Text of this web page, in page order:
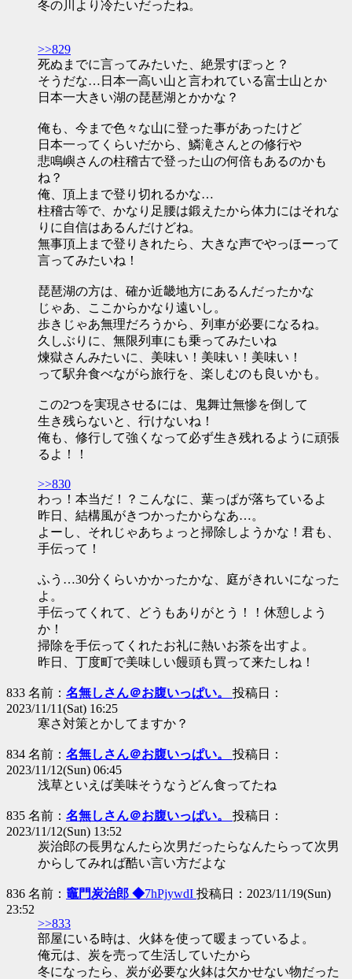
冬の川より冷たいだったね。
>>829
死ぬまでに言ってみたいた、絶景すぽっと？
そうだな…日本一高い山と言われている富士山とか
日本一大きい湖の琵琶湖とかかな？
俺も、今まで色々な山に登った事があったけど
日本一ってくらいだから、鱗滝さんとの修行や
悲鳴嶼さんの柱稽古で登った山の何倍もあるのかも
ね？
俺、頂上まで登り切れるかな…
柱稽古等で、かなり足腰は鍛えたから体力にはそれな
りに自信はあるんだけどね。
無事頂上まで登りきれたら、大きな声でやっほーって
言ってみたいね！
琵琶湖の方は、確か近畿地方にあるんだったかな
じゃあ、ここからかなり遠いし。
歩きじゃあ無理だろうから、列車が必要になるね。
久しぶりに、無限列車にも乗ってみたいね
煉獄さんみたいに、美味い！美味い！美味い！
って駅弁食べながら旅行を、楽しむのも良いかも。
この2つを実現させるには、鬼舞辻無惨を倒して
生き残らないと、行けないね！
俺も、修行して強くなって必ず生き残れるように頑張
るよ！！
>>830
わっ！本当だ！？こんなに、葉っぱが落ちているよ
昨日、結構風がきつかったからなあ…。
よーし、それじゃあちょっと掃除しようかな！君も、
手伝って！
ふう…30分くらいかかったかな、庭がきれいになった
よ。
手伝ってくれて、どうもありがとう！！休憩しよう
か！
掃除を手伝ってくれたお礼に熱いお茶を出すよ。
昨日、丁度町で美味しい饅頭も買って来たしね！
833 名前： 名無しさん＠お腹いっぱい。 投稿日：
2023/11/11(Sat) 16:25
寒さ対策とかしてますか？
834 名前： 名無しさん＠お腹いっぱい。 投稿日：
2023/11/12(Sun) 06:45
浅草といえば美味そうなうどん食ってたね
835 名前： 名無しさん＠お腹いっぱい。 投稿日：
2023/11/12(Sun) 13:52
炭治郎の長男なんたら次男だったらなんたらって次男
からしてみれば酷い言い方だよな
836 名前： 竈門炭治郎 ◆7hPjywdI 投稿日：2023/11/19(Sun)
23:52
>>833
部屋にいる時は、火鉢を使って暖まっているよ。
俺元は、炭を売って生活していたから
冬になったら、炭が必要な火鉢は欠かせない物だった